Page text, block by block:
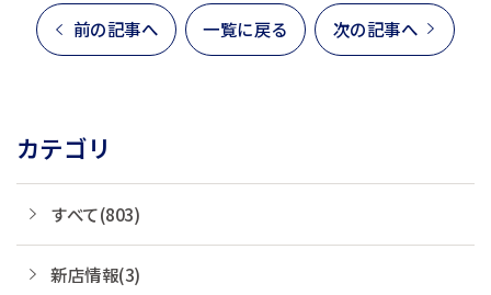
前の記事へ 一覧に戻る 次の記事へ
カテゴリ
すべて(803)
新店情報(3)